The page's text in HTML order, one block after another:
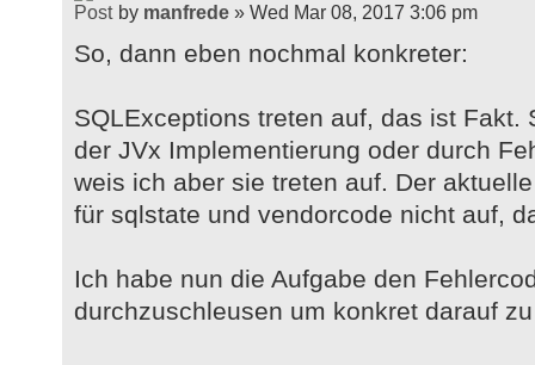
by manfrede » Wed Mar 08, 2017 3:06 pm
So, dann eben nochmal konkreter:
SQLExceptions treten auf, das ist Fakt.
der JVx Implementierung oder durch
weis ich aber sie treten auf. Der
für sqlstate und vendorcode nicht auf,
Ich habe nun die Aufgabe den
durchzuschleusen um konkret darauf